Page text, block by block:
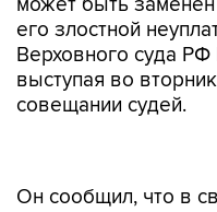
его злостной
Верховного суда
выступая во
совещании судей.
Он сообщил, что в